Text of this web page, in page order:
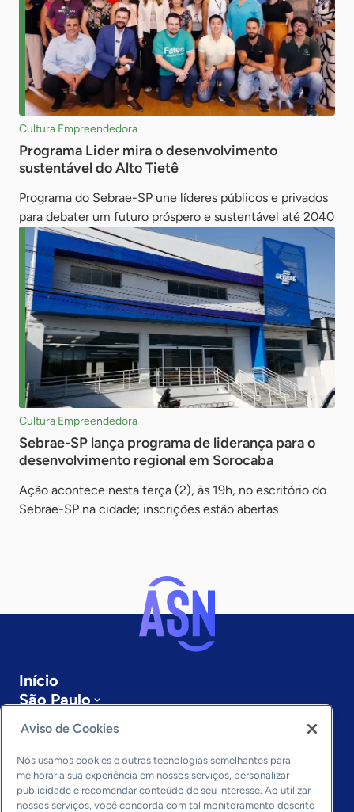
Cultura Empreendedora
Programa Lider mira o desenvolvimento
sustentável do Alto Tietê
Programa do Sebrae-SP une líderes públicos e privados
para debater um futuro próspero e sustentável até 2040
Cultura Empreendedora
Sebrae-SP lança programa de liderança para o
desenvolvimento regional em Sorocaba
Ação acontece nesta terça (2), às 19h, no escritório do
Sebrae-SP na cidade; inscrições estão abertas
Início
São Paulo
Sobre a ASN
Últimas notícias
Entre em contato
Editorias
Economia & Política
Aviso de Cookies
Nós usamos cookies e outras tecnologias semelhantes para
melhorar a sua experiência em nossos serviços, personalizar
publicidade e recomendar conteúdo de seu interesse. Ao utilizar
nossos serviços, você concorda com tal monitoramento descrito